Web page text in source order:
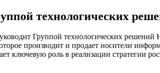
технологических
Группой технологических решений
производит и продает носители
ключевую роль в реализации стратегии